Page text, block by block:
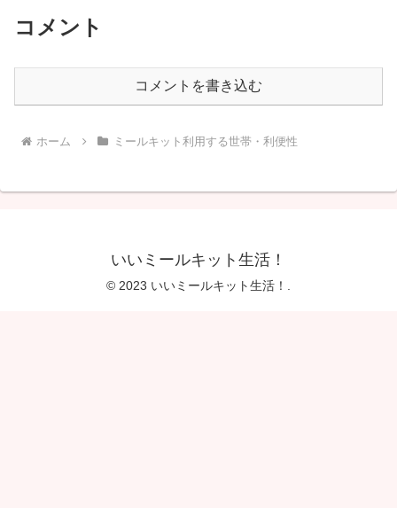
コメント
コメントを書き込む
ホーム ミールキット利用する世帯・利便性
いいミールキット生活！
© 2023 いいミールキット生活！.